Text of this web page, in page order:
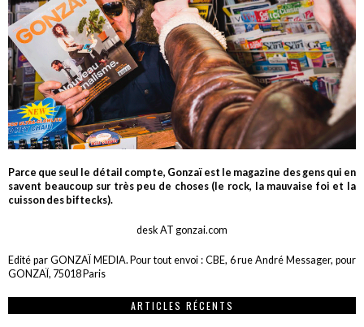
Parce que seul le détail compte, Gonzaï est le magazine des gens qui en
savent beaucoup sur très peu de choses (le rock, la mauvaise foi et la
cuisson des biftecks).
desk AT gonzai.com
Edité par GONZAÏ MEDIA. Pour tout envoi : CBE, 6 rue André Messager, pour
GONZAÏ, 75018 Paris
ARTICLES RÉCENTS